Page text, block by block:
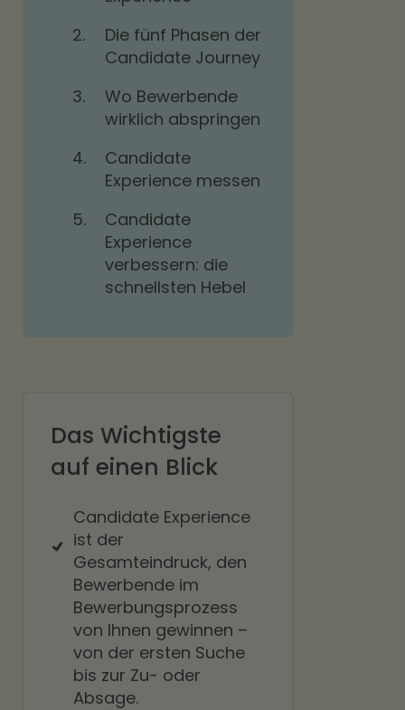
2.
Die fünf Phasen der
Candidate Journey
3.
Wo Bewerbende
wirklich abspringen
4.
Candidate
Experience messen
5.
Candidate
Experience
verbessern: die
schnellsten Hebel
Das Wichtigste
auf einen Blick
Candidate Experience
ist der
Gesamteindruck, den
Bewerbende im
Bewerbungsprozess
von Ihnen gewinnen –
von der ersten Suche
bis zur Zu- oder
Absage.